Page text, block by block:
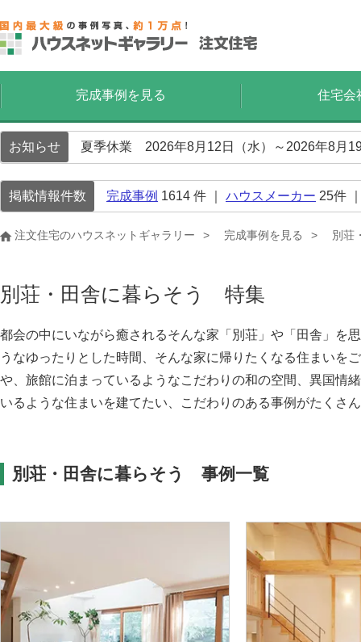
完成事例を見る 住宅会
お知らせ 夏季休業 2026年8月12日（水）～2026年8月
掲載情報件数 完成事例 1614 件 ｜ ハウスメーカー 25件
注文住宅のハウスネットギャラリー 完成事例を見る 別荘
別荘・田舎に暮らそう 特集
都会の中にいながら癒されるそんな家「別荘」や「田舎」を
うなゆったりとした時間、そんな家に帰りたくなる住まいを
や、旅館に泊まっているようなこだわりの和の空間、異国情
いるような住まいを建てたい、こだわりのある事例がたくさ
別荘・田舎に暮らそう 事例一覧